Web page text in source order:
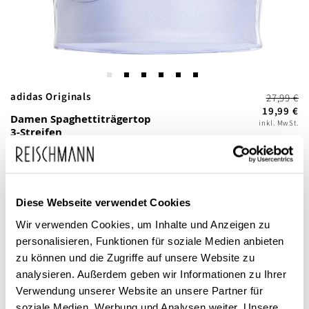
Diese Webseite verwendet Cookies
Wir verwenden Cookies, um Inhalte und Anzeigen zu
personalisieren, Funktionen für soziale Medien anbieten
zu können und die Zugriffe auf unsere Website zu
analysieren. Außerdem geben wir Informationen zu Ihrer
Verwendung unserer Website an unsere Partner für
Zum
Anfang
der
Bildgalerie
springen
adidas Originals
Damen Spaghettiträgertop
3-Streifen
27,99 €
19,99 €
inkl. MwSt.
Dieses Produkt ist exklusiv in unseren Filialen erhältlich. Prüfen Sie
mit einem Klick auf „Vor Ort verfügbar?", wo Ihre Größe vorrätig ist.